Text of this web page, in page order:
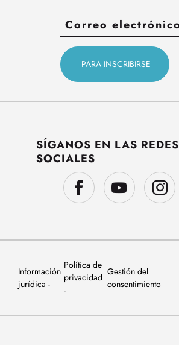
SÍGANOS EN LAS REDES
SOCIALES
Información
jurídica
Política de
privacidad
Gestión del
consentimiento